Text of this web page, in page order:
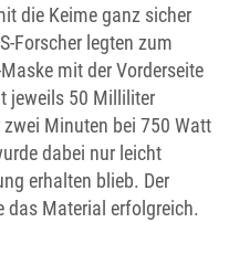
die Keime ganz sicher
Forscher legten zum
mit der Vorderseite
jeweils 50 Milliliter
Minuten bei 750 Watt
dabei nur leicht
erhalten blieb. Der
das Material erfolgreich.